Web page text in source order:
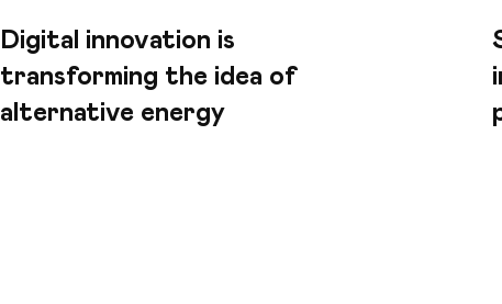
Digital innovation is
transforming the idea of
alternative energy